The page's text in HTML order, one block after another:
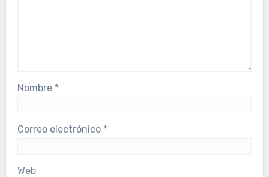
Nombre *
Correo electrónico *
Web